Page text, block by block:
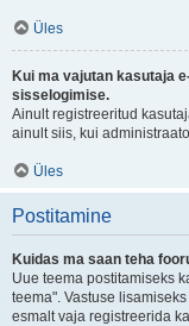
Üles
Kui ma vajutan kasutaja
sisselogimise.
Ainult registreeritud
ainult siis, kui
Üles
Postitamine
Kuidas ma saan teha
Uue teema postitamiseks
teema". Vastuse
esmalt vaja registreerida